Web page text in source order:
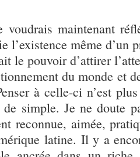
maintenant
l’existence même d’un
le pouvoir d’attirer
du monde et
à celle-ci n’est
simple. Je ne doute
reconnue, aimée,
latine. Il y a